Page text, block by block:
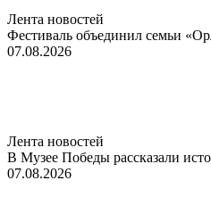
Лента новостей
Фестиваль объединил семьи
07.08.2026
Лента новостей
В Музее Победы рассказали
07.08.2026